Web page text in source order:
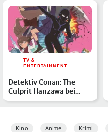
TV &
ENTERTAINMENT
Detektiv Conan: The
Culprit Hanzawa bei
Netflix – Alle Infos zum
Kino Anime Krimi